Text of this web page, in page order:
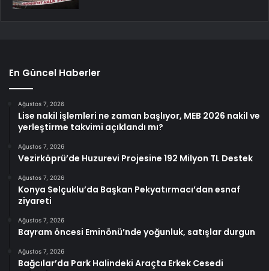
En Güncel Haberler
Ağustos 7, 2026
Lise nakil işlemleri ne zaman başlıyor, MEB 2026 nakil ve
yerleştirme takvimi açıklandı mı?
Ağustos 7, 2026
Vezirköprü’de Huzurevi Projesine 192 Milyon TL Destek
Ağustos 7, 2026
Konya Selçuklu’da Başkan Pekyatırmacı’dan esnaf
ziyareti
Ağustos 7, 2026
Bayram öncesi Eminönü’nde yoğunluk, satışlar durgun
Ağustos 7, 2026
Bağcılar’da Park Halindeki Araçta Erkek Cesedi